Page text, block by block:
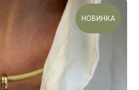
НОВИНКА